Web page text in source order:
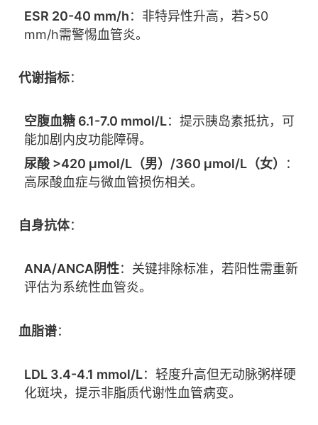
ESR 20-40 mm/h：非特异性升高，若>50
mm/h需警惕血管炎。
代谢指标：
空腹血糖 6.1-7.0 mmol/L：提示胰岛素抵抗，可
能加剧内皮功能障碍。
尿酸 >420 μmol/L（男）/360 μmol/L（女）
：
高尿酸血症与微血管损伤相关。
自身抗体：
ANA/ANCA阴性：关键排除标准，若阳性需重新
评估为系统性血管炎。
血脂谱：
LDL 3.4-4.1 mmol/L：轻度升高但无动脉粥样硬
化斑块，提示非脂质代谢性血管病变。